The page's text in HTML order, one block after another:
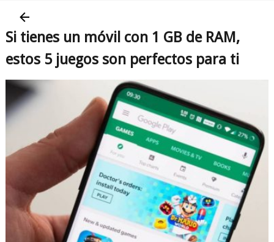
Si tienes un móvil con 1 GB de RAM,
estos 5 juegos son perfectos para ti